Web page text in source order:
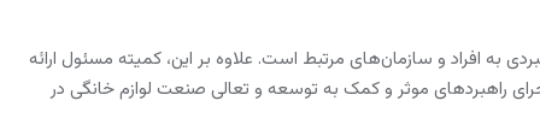
افراد و سازمان‌های مرتبط است. علاوه بر این، کمیته مسئول ارائه
راهبردهای موثر و کمک به توسعه و تعالی صنعت لوازم خانگی در